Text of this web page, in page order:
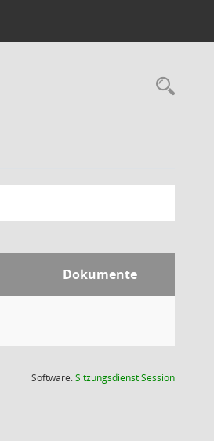
Dokumente
Software:SitzungsdienstSession(Wird in